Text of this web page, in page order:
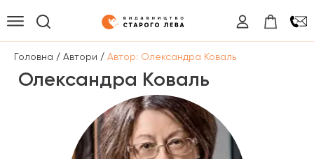
Головна / Автори / Автор: Олександра Коваль
Олександра Коваль